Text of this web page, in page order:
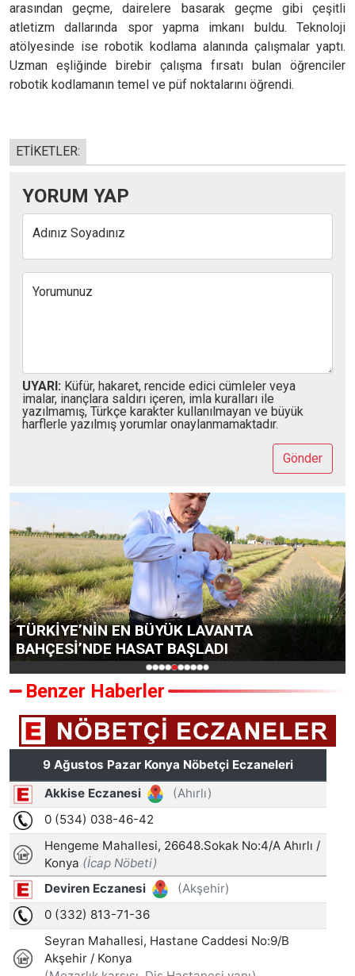
arasından geçme, dairelere basarak geçme gibi çeşitli
atletizm dallarında spor yapma imkanı buldu. Teknoloji
atölyesinde ise robotik kodlama alanında çalışmalar yaptı.
Uzman eşliğinde birebir çalışma fırsatı bulan öğrenciler
robotik kodlamanın temel ve püf noktalarını öğrendi.
ETİKETLER:
YORUM YAP
Adınız Soyadınız
Yorumunuz
UYARI: Küfür, hakaret, rencide edici cümleler veya
imalar, inançlara saldırı içeren, imla kuralları ile
yazılmamış, Türkçe karakter kullanılmayan ve büyük
harflerle yazılmış yorumlar onaylanmamaktadır.
Gönder
TÜRKİYE’NİN EN BÜYÜK LAVANTA
BAHÇESİ’NDE HASAT BAŞLADI
Benzer Haberler